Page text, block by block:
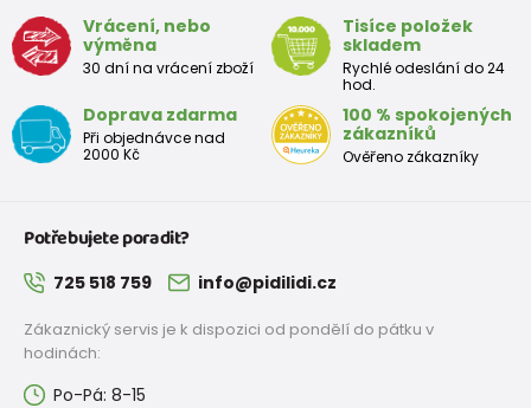
Vrácení, nebo
výměna
30 dní na vrácení zboží
Tisíce položek
skladem
Rychlé odeslání do 24
hod.
Doprava zdarma
Při objednávce nad
2000 Kč
100 % spokojených
zákazníků
Ověřeno zákazníky
Potřebujete poradit?
725 518 759 info@pidilidi.cz
Zákaznický servis je k dispozici od pondělí do pátku v
hodinách:
Po-Pá: 8-15